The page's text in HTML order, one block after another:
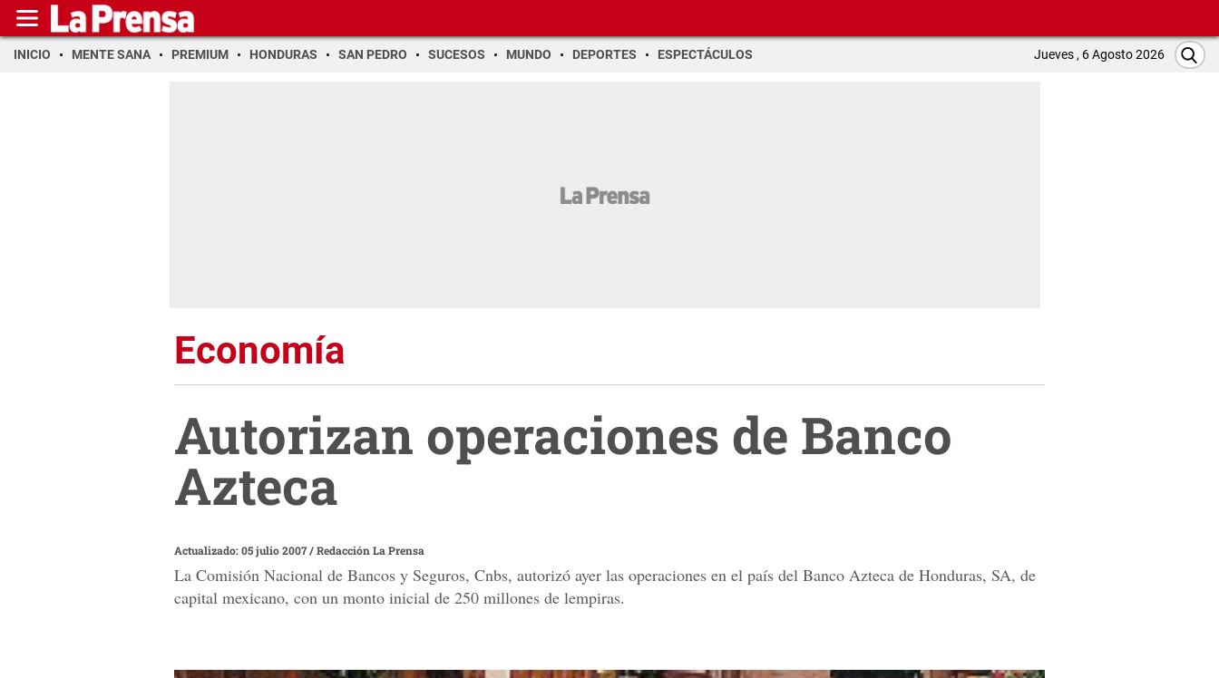
INICIO MENTE SANA PREMIUM HONDURAS SAN PEDRO SUCESOS MUNDO DEPORTES ESPECTÁCULOS Jueves , 6 Agosto 2026
Economía
Autorizan operaciones de Banco
Azteca
Actualizado: 05 julio 2007/Redacción La Prensa
La Comisión Nacional de Bancos y Seguros, Cnbs, autorizó ayer las operaciones en el país del Banco Azteca de Honduras, SA, de
capital mexicano, con un monto inicial de 250 millones de lempiras.